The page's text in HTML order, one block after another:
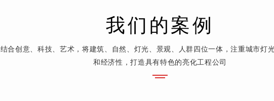
我们的案例
结合创意、科技、艺术，将建筑、自然、灯光、景观、人群四位一体，注重城市灯
和经济性，打造具有特色的亮化工程公司